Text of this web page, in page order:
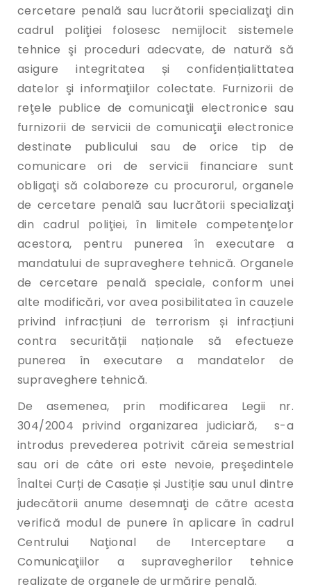
cercetare penală sau lucrătorii specializaţi din
cadrul poliţiei folosesc nemijlocit sistemele
tehnice şi proceduri adecvate, de natură să
asigure integritatea și confidențialittatea
datelor şi informaţiilor colectate. Furnizorii de
reţele publice de comunicaţii electronice sau
furnizorii de servicii de comunicaţii electronice
destinate publicului sau de orice tip de
comunicare ori de servicii financiare sunt
obligaţi să colaboreze cu procurorul, organele
de cercetare penală sau lucrătorii specializaţi
din cadrul poliţiei, în limitele competenţelor
acestora, pentru punerea în executare a
mandatului de supraveghere tehnică. Organele
de cercetare penală speciale, conform unei
alte modificări, vor avea posibilitatea în cauzele
privind infracțiuni de terrorism și infracțiuni
contra securității naționale să efectueze
punerea în executare a mandatelor de
supraveghere tehnică.
De asemenea, prin modificarea Legii nr.
304/2004 privind organizarea judiciară, s-a
introdus prevederea potrivit căreia semestrial
sau ori de câte ori este nevoie, preşedintele
Înaltei Curți de Casație și Justiție sau unul dintre
judecătorii anume desemnaţi de către acesta
verifică modul de punere în aplicare în cadrul
Centrului Naţional de Interceptare a
Comunicaţiilor a supravegherilor tehnice
realizate de organele de urmărire penală.